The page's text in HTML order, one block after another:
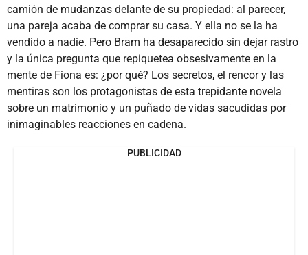
camión de mudanzas delante de su propiedad: al parecer,
una pareja acaba de comprar su casa. Y ella no se la ha
vendido a nadie. Pero Bram ha desaparecido sin dejar rastro
y la única pregunta que repiquetea obsesivamente en la
mente de Fiona es: ¿por qué? Los secretos, el rencor y las
mentiras son los protagonistas de esta trepidante novela
sobre un matrimonio y un puñado de vidas sacudidas por
inimaginables reacciones en cadena.
PUBLICIDAD